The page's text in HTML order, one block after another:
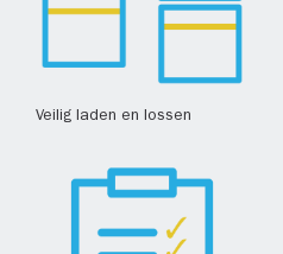
Veilig laden en lossen